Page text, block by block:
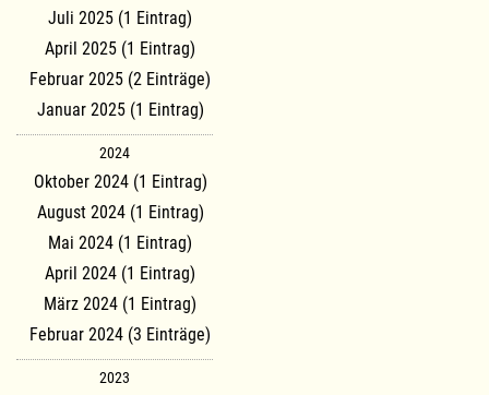
Juli 2025 (1 Eintrag)
April 2025 (1 Eintrag)
Februar 2025 (2 Einträge)
Januar 2025 (1 Eintrag)
2024
Oktober 2024 (1 Eintrag)
August 2024 (1 Eintrag)
Mai 2024 (1 Eintrag)
April 2024 (1 Eintrag)
März 2024 (1 Eintrag)
Februar 2024 (3 Einträge)
2023